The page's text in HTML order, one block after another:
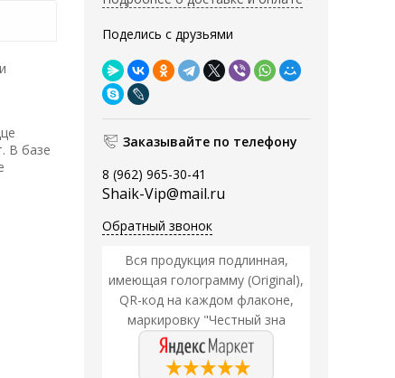
Поделись с друзьями
Заказывайте по телефону
8 (962) 965-30-41
Shaik-Vip@mail.ru
Обратный звонок
Вся продукция подлинная,
имеющая голограмму (Original),
QR-код на каждом флаконе,
маркировку "Честный зна
В базе